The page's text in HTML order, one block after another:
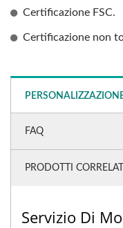
Certificazione FSC.
Certificazione non
FAQ
PRODOTTI CORRELATI
Servizio Di